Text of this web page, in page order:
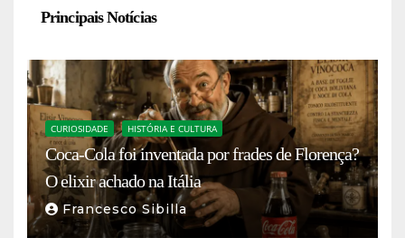
Principais Notícias
CURIOSIDADE HISTÓRIA E CULTURA
Coca-Cola foi inventada por frades de Florença?
O elixir achado na Itália
Francesco Sibilla